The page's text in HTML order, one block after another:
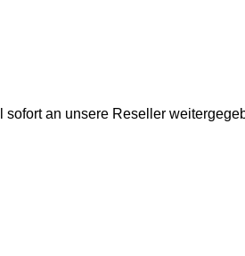
an unsere Reseller